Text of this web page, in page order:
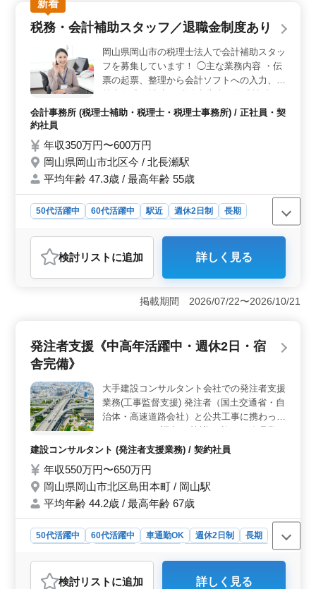
で、さらに賞与制度も用意されています。車通勤可能で
駐車場も無料のため、通勤の利便性も抜群です。 ＜
年齢・経験を問わず活躍できる環境＞ 会計事務所経験
があれば年数や資格を問わず応募可能で、50代・60代も
活躍中の職場です。長年の経験やスキルを活かし、若手
にはない視点で貢献できる場が用意されています。初め
ての方でも安心して馴染める環境です。 ＜働きやす
さと職場の魅力＞ 会計データ入力や給与計算といった
実務に加え、経営支援まで携わることができ、多様な経
験を積むチャンスがあります。土日祝休みや長期休暇な
どワークライフバランスも整っており、安心して働ける
職場です。
新着
税務・会計補助スタッフ／退職金制度あり
岡山県岡山市の税理士法人で会計補助スタッ
フを募集しています！ ◯主な業務内容 ・伝
票の起票、整理から会計ソフトへの入力、決
その他経営に関する助言、指導など 会計ソ
ー通勤可能 ＊残業少なめ ＊退職金制度あり
現在50歳以上も活躍している企業です。 税
理士資格お持ちの方、会計事務所経験10年
以上の方は条件面優遇します！
会計事務所 (税理士補助・税理士・税理士事務所) / 正社員・契
約社員
年収350万円〜600万円
岡山県岡山市北区今 / 北長瀬駅
平均年齢 47.3歳 / 最高年齢 55歳
50代活躍中 60代活躍中 駅近 週休2日制
長期
おすすめポイント
＜給与・福利厚生＞ 幅広い年収レンジで、賞与は年3
回、計4ヶ月分と充実しています。退職金制度や共済もあ
り、長期的なキャリアを考えやすい環境です。通勤手当
み、残業も少なめです。駅から近く、マイカー通勤も可
能なため、通勤が非常に便利です。繁忙期の土曜日出勤
ます。 ＜経験者優遇＞ 会計事務所での経験が求め
られ、税理士資格や10年以上の経験がある方は条件面で
優遇されます。50歳以上のスタッフも活躍しているた
め、幅広い年齢層の方が応募しやすい職場です。
検討リスト に追加 詳しく見る
掲載期間 2026/07/22〜2026/10/21
発注者支援《中高年活躍中・週休2日・宿
舎完備》
大手建設コンサルタント会社での発注者支援
業務(工事監督支援) 発注者（国土交通省・自
治体・高速道路会社）と公共工事に携わって
務、監督支援 ・資料作成業務 ・設計図修正
設会社での土木工事施工管理経験者優遇 ※
単身赴任可能な方！積極採用中！！ 60代の
技術者も活躍中です！
建設コンサルタント (発注者支援業務) / 契約社員
年収550万円〜650万円
岡山県岡山市北区島田本町 / 岡山駅
平均年齢 44.2歳 / 最高年齢 67歳
50代活躍中 60代活躍中 車通勤OK 週休2日制
長期
おすすめポイント
検討リスト に追加 詳しく見る